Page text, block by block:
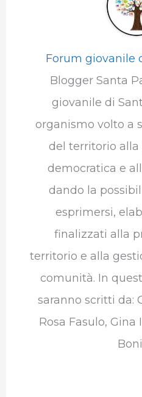
Forum giovanile
Blogger Santa
giovanile di
organismo volto a
del territorio
democratica e
dando la
esprimersi,
finalizzati alla
territorio e alla
comunità. In
saranno scritti da:
Rosa Fasulo,